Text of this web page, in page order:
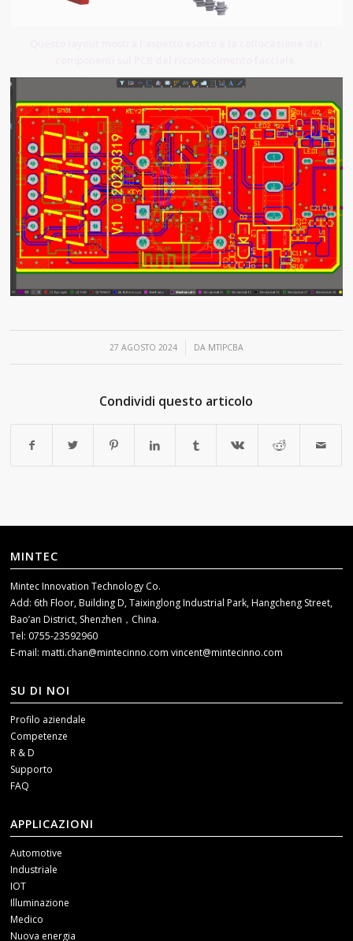
27 AGOSTO 2024
/ DA MTIPCBA
Condividi questo articolo
MINTEC
Mintec Innovation Technology Co.
Add: 6th Floor, Building D, Taixinglong Industrial Park, Hangcheng Street,
Bao’an District, Shenzhen，China.
Tel: 0755-23592960
E-mail:matti.chan@mintecinno.comvincent@mintecinno.com
SU DI NOI
Profilo aziendale
Competenze
R & D
Supporto
FAQ
APPLICAZIONI
Automotive
Industriale
IOT
Illuminazione
Medico
Nuova energia